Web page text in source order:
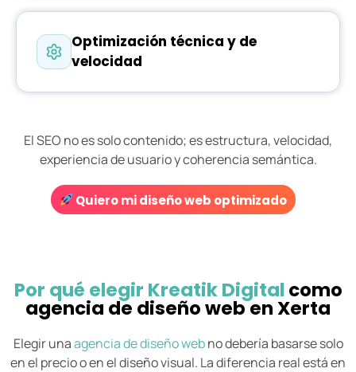
Optimización técnica y de
velocidad
El SEO no es solo contenido; es estructura, velocidad,
experiencia de usuario y coherencia semántica.
Quiero mi diseño web optimizado
Por qué elegir Kreatik Digital como
agencia de diseño web en Xerta
Elegir unaagencia de diseño webno debería basarse solo
en el precio o en el diseño visual. La diferencia real está en